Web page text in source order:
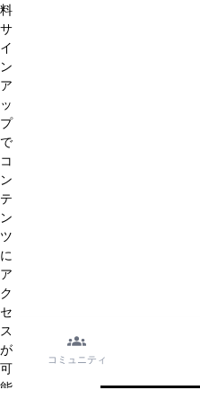
料
サ
イ
ン
ア
ッ
プ
で
コ
ン
テ
ン
ツ
に
ア
ク
セ
ス
が
可
能
コミュニティ